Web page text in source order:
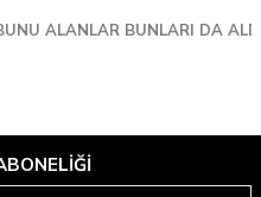
ALANLAR BUNLARI DA